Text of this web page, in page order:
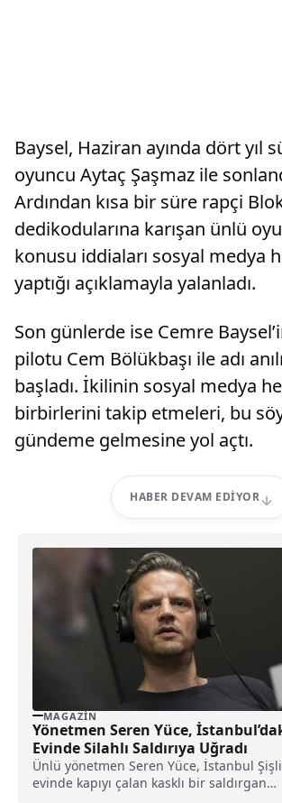
Baysel, Haziran ayında dört yıl
oyuncu Aytaç Şaşmaz ile
Ardından kısa bir süre rapçi
dedikodularına karışan ünlü
konusu iddiaları sosyal medya
yaptığı açıklamayla yalanladı.
Son günlerde ise Cemre
pilotu Cem Bölükbaşı ile adı
başladı. İkilinin sosyal medya
birbirlerini takip etmeleri, bu
gündeme gelmesine yol açtı.
HABER DEVAM EDIYOR
MAGAZIN
Yönetmen Seren Yüce,
Evinde Silahlı Saldırıya Uğradı
Ünlü yönetmen Seren Yüce, İstanbul
evinde kapıyı çalan kasklı bir saldırgan